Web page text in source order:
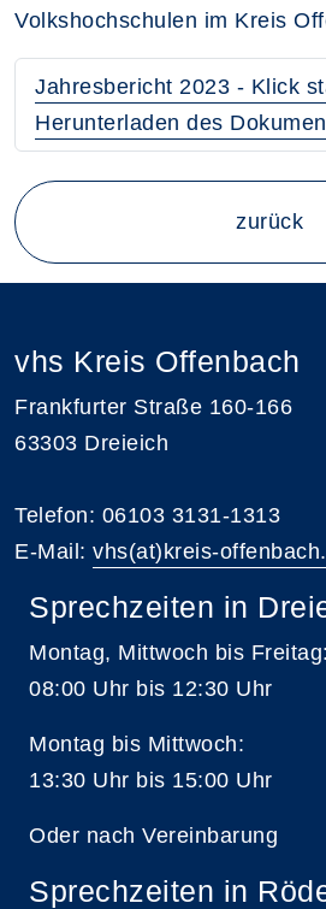
Volkshochschulen im Kreis
Jahresbericht 2023 - Klick
Herunterladen des
zurück
vhs Kreis Offenbach
Frankfurter Straße 160-166
63303 Dreieich
Telefon: 06103 3131-1313
E-Mail: vhs(at)kreis-
Sprechzeiten in
Montag, Mittwoch bis Freitag:
08:00 Uhr bis 12:30 Uhr
Montag bis Mittwoch:
13:30 Uhr bis 15:00 Uhr
Oder nach Vereinbarung
Sprechzeiten in